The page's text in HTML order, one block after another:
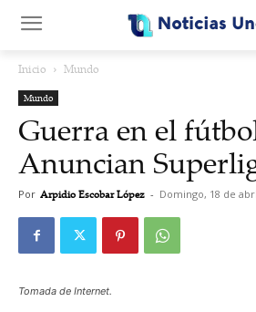
Inicio Mundo
Mundo
Guerra en el
Anuncian
Por Arpidio Escobar López - Domingo, 18 de
Tomada de Internet.